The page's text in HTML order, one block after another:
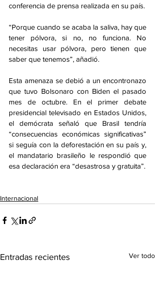
conferencia de prensa realizada en su país.
“Porque cuando se acaba la saliva, hay que
tener pólvora, si no, no funciona. No
necesitas usar pólvora, pero tienen que
saber que tenemos”, añadió.
Esta amenaza se debió a un encontronazo
que tuvo Bolsonaro con Biden el pasado
mes de octubre. En el primer debate
presidencial televisado en Estados Unidos,
el demócrata señaló que Brasil tendría
“consecuencias económicas significativas”
si seguía con la deforestación en su país y,
el mandatario brasileño le respondió que
esa declaración era “desastrosa y gratuita”.
Internacional
Entradas recientes Ver todo